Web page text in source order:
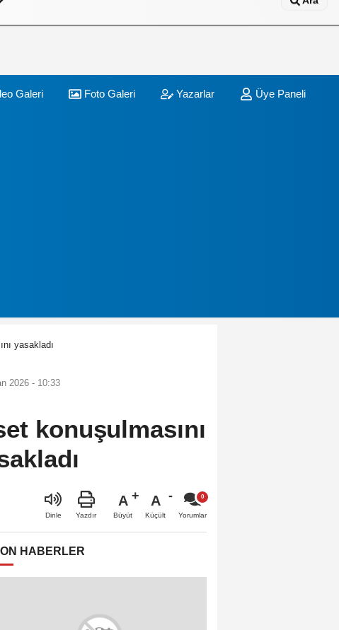
Galeri Foto Galeri Yazarlar Üye Paneli
yasakladı
2026 - 10:33
konuşulmasını
Dinle Yazdır
A
Büyüt
A
Küçült Yorumlar
HABERLER